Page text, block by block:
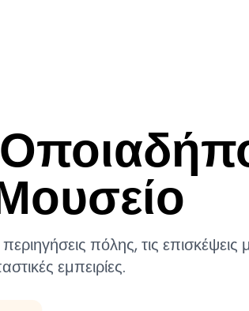
πόλης, τις επισκέψεις
εμπειρίες.